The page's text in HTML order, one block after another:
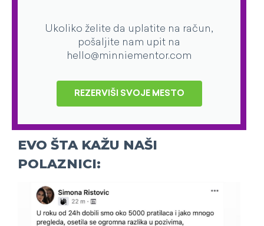
Ukoliko želite da uplatite na račun,
pošaljite nam upit na
hello@minniementor.com
REZERVIŠI SVOJE MESTO
EVO ŠTA KAŽU NAŠI
POLAZNICI: